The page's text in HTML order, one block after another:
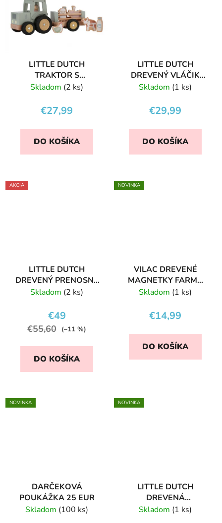
LITTLE DUTCH
TRAKTOR S
PRÍVESOM FARMA
Skladom (2 ks)
€27,99
DO KOŠÍKA
LITTLE DUTCH
DREVENÝ VLÁČIK
FARMA
Skladom (1 ks)
€29,99
DO KOŠÍKA
AKCIA
LITTLE DUTCH
DREVENÝ PRENOSNÝ
DOMČEK FARMA
Skladom (2 ks)
€49
€55,60 (–11 %)
DO KOŠÍKA
NOVINKA
VILAC DREVENÉ
MAGNETKY FARMA
20 KS
Skladom (1 ks)
€14,99
DO KOŠÍKA
NOVINKA
DARČEKOVÁ
POUKÁŽKA 25 EUR
Skladom (100 ks)
NOVINKA
LITTLE DUTCH
DREVENÁ
VKLADAČKA FOREST
Skladom (1 ks)